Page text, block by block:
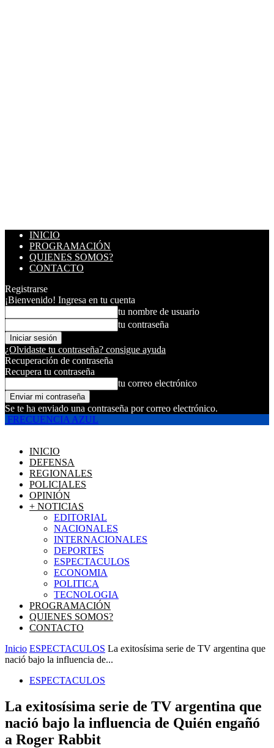
INICIO
PROGRAMACIÓN
QUIENES SOMOS?
CONTACTO
Registrarse
¡Bienvenido! Ingresa en tu cuenta
tu nombre de usuario
tu contraseña
¿Olvidaste tu contraseña? consigue ayuda
Recuperación de contraseña
Recupera tu contraseña
tu correo electrónico
Se te ha enviado una contraseña por correo electrónico.
FRECUENCIA AZUL
INICIO
DEFENSA
REGIONALES
POLICIALES
OPINIÓN
+ NOTICIAS
EDITORIAL
NACIONALES
INTERNACIONALES
DEPORTES
ESPECTACULOS
ECONOMIA
POLITICA
TECNOLOGIA
PROGRAMACIÓN
QUIENES SOMOS?
CONTACTO
Inicio ESPECTACULOS La exitosísima serie de TV argentina que
nació bajo la influencia de...
ESPECTACULOS
La exitosísima serie de TV argentina que
nació bajo la influencia de Quién engañó
a Roger Rabbit